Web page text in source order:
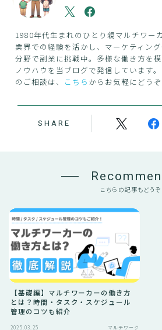
1980年代生まれのひとり親マルチワー
業界での経験を活かし、マーケティン
分野で副業に挑戦中。多様な働き方を
ノウハウを当ブログで発信しています
のご相談は、
こちら からお気軽にどうぞ
SHARE
こちらの記事もどうぞ
【基礎編】マルチワーカーの働き方
とは？時間・タスク・スケジュール
管理のコツも紹介
2025.03.25 マルチワーク